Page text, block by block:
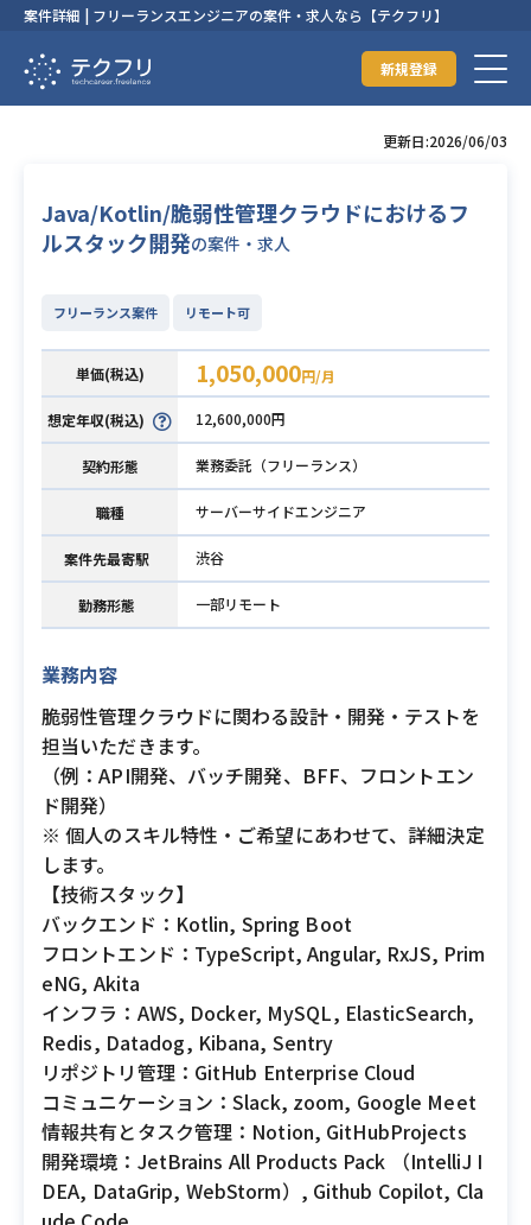
案件詳細 | フリーランスエンジニアの案件・求人なら【テクフリ】
新規登録
更新日:2026/06/03
Java/Kotlin/脆弱性管理クラウドにおけるフ
ルスタック開発の案件・求人
フリーランス案件 リモート可
単価(税込) 1,050,000円/月
想定年収(税込) 12,600,000円
契約形態 業務委託（フリーランス）
職種 サーバーサイドエンジニア
案件先最寄駅 渋谷
勤務形態 一部リモート
業務内容
脆弱性管理クラウドに関わる設計・開発・テストを
担当いただきます。
（例：API開発、バッチ開発、BFF、フロントエン
ド開発）
※ 個人のスキル特性・ご希望にあわせて、詳細決定
します。
【技術スタック】
バックエンド：Kotlin, Spring Boot
フロントエンド：TypeScript, Angular, RxJS, Prim
eNG, Akita
インフラ：AWS, Docker, MySQL, ElasticSearch,
Redis, Datadog, Kibana, Sentry
リポジトリ管理：GitHub Enterprise Cloud
コミュニケーション：Slack, zoom, Google Meet
情報共有とタスク管理：Notion, GitHubProjects
開発環境：JetBrains All Products Pack （IntelliJ I
DEA, DataGrip, WebStorm）, Github Copilot, Cla